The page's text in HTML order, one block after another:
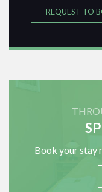
REQUEST TO
Book your stay